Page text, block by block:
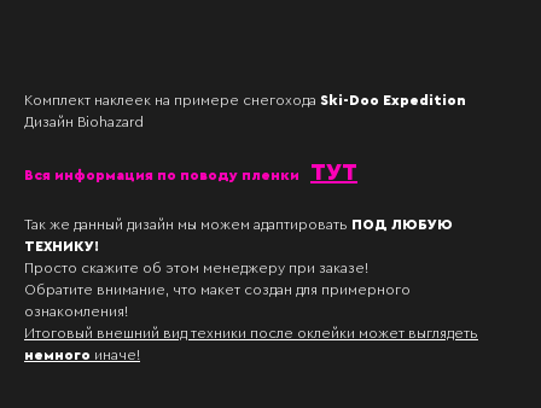
Комплект наклеек на примере снегохода Ski-Doo Expedition
Дизайн Biohazard
Вся информация по поводу пленк и ТУТ
Так же данный дизайн мы можем адаптировать ПОД ЛЮБУЮ
ТЕХНИКУ!
Просто скажите об этом менеджеру при заказе!
Обратите внимание, что макет создан для примерного
ознакомления!
Итоговый внешний вид техники после оклейки может выглядеть
немного иначе!